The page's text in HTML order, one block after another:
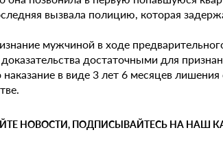
вызвала полицию, которая
мужчиной в ходе
достаточными для
наказание в виде 3 лет 6 месяцев
НОВОСТИ, ПОДПИСЫВАЙТЕСЬ НА НАШ